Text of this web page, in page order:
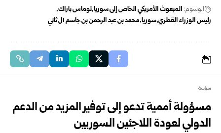
الوسوم: المبعوث الأمريكي الخاص إلى سوريا توماس باراك
رئيس الوزراء القطري سوريا محمد بن عبد الرحمن بن جاسم آل ثاني
سياسة
مسؤولة أممية تدعو إلى توفير المزيد من الدعم
الدولي لعودة اللاجئين السوريين